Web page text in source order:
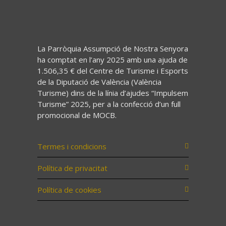
La Parròquia Assumpció de Nostra Senyora
ha comptat en l’any 2025 amb una ajuda de
1.506,35 € del Centre de Turisme i Esports
de la Diputació de València (València
Turisme) dins de la línia d’ajudes “Impulsem
Turisme” 2025, per a la confecció d’un full
promocional de MOCB.
Termes i condicions
Política de privacitat
Política de cookies